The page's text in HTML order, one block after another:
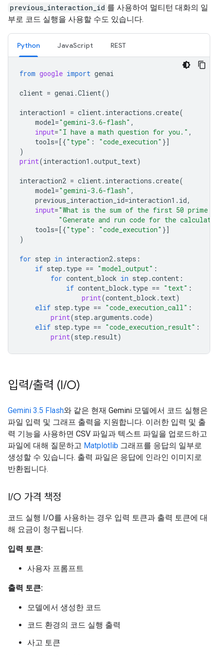
previous_interaction_id 를 사용하여 멀티턴 대화의 일
부로 코드 실행을 사용할 수도 있습니다.
Python JavaScript REST
from google import genai
client = genai .Client()
interaction1 = client. interactions .create(
model="gemini-3.6-flash" ,
input="I have a math question for you." ,
tools=[{"type" : "code_execution" }]
)
print(interaction1 .output_text)
interaction2 = client. interactions .create(
model="gemini-3.6-flash" ,
previous_interaction_id=interaction1 . id,
input="What is the sum of the first 50 prime
"Generate and run code for the
tools=[{"type" : "code_execution" }]
)
for step in interaction2. steps :
if step . type == "model_output" :
for content_block in step .content :
if content_block . type == "text" :
print(content_block . text)
elif step . type == "code_execution_call" :
print(step .arguments .code)
elif step . type == "code_execution_result" :
print(step . result)
입력/출력 (I/O)
Gemini 3.5 Flash와 같은 현재 Gemini 모델에서 코드 실행은
파일 입력 및 그래프 출력을 지원합니다. 이러한 입력 및 출
력 기능을 사용하면 CSV 파일과 텍스트 파일을 업로드하고
파일에 대해 질문하고 Matplotlib 그래프를 응답의 일부로
생성할 수 있습니다. 출력 파일은 응답에 인라인 이미지로
반환됩니다.
I/O 가격 책정
코드 실행 I/O를 사용하는 경우 입력 토큰과 출력 토큰에 대
해 요금이 청구됩니다.
입력 토큰:
사용자 프롬프트
출력 토큰:
모델에서 생성한 코드
코드 환경의 코드 실행 출력
사고 토큰